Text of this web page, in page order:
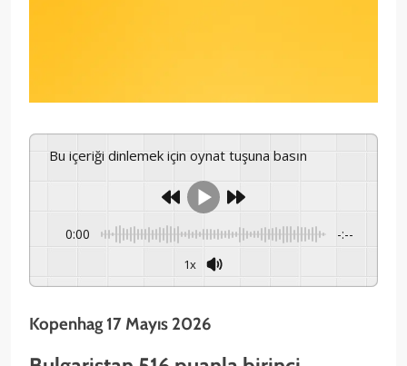
Bu içeriği dinlemek için oynat tuşuna basın
0:00 -:--
1x
Kopenhag 17 Mayıs 2026